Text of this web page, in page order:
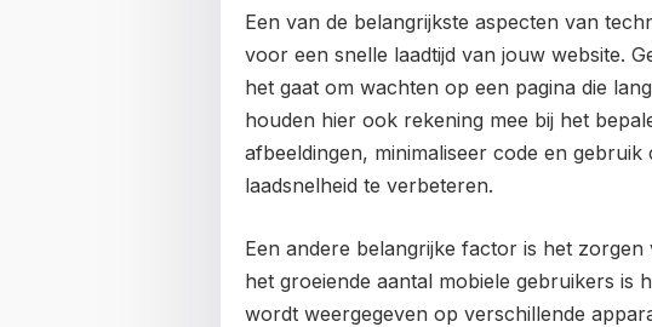
Een van de belangrijkste aspecten van
voor een snelle laadtijd van jouw website.
het gaat om wachten op een pagina die
houden hier ook rekening mee bij het
afbeeldingen, minimaliseer code en
laadsnelheid te verbeteren.
Een andere belangrijke factor is het
het groeiende aantal mobiele gebruikers is
wordt weergegeven op verschillende